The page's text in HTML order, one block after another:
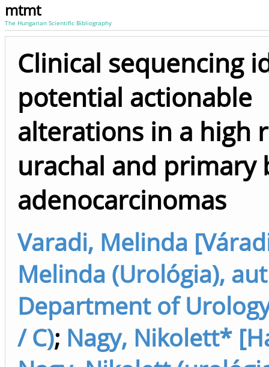
mtmt
The Hungarian Scientific Bibliography
Clinical sequencing
potential actionable
alterations in a high
urachal and primary
adenocarcinomas
Varadi, Melinda
Melinda (Urológia),
Department of
/ C); Nagy, Nikolett*